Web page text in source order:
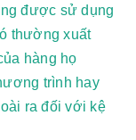
được sử dụng
thường xuất
hàng họ
trình hay
ra đối với kệ